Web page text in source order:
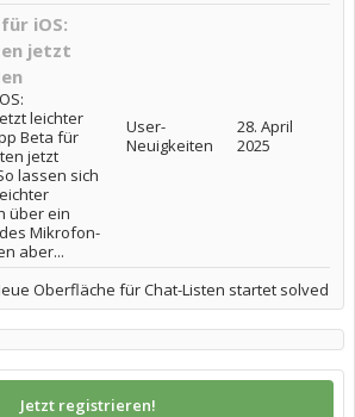
iOS:
jetzt
leichter
Beta für
jetzt
lassen sich
über ein
Mikrofon-
aber...
User-
Neuigkeiten
28. April
2025
Oberfläche für Chat-Listen startet solved
Jetzt registrieren!